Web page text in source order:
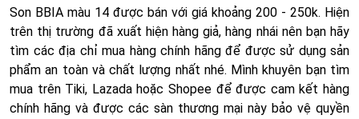
Son BBIA màu 14 được bán với giá khoảng 200 - 250k. Hiện
trên thị trường đã xuất hiện hàng giả, hàng nhái nên bạn hãy
tìm các địa chỉ mua hàng chính hãng để được sử dụng sản
phẩm an toàn và chất lượng nhất nhé. Mình khuyên bạn tìm
mua trên Tiki, Lazada hoặc Shopee để được cam kết hàng
chính hãng và được các sàn thương mại này bảo vệ quyền